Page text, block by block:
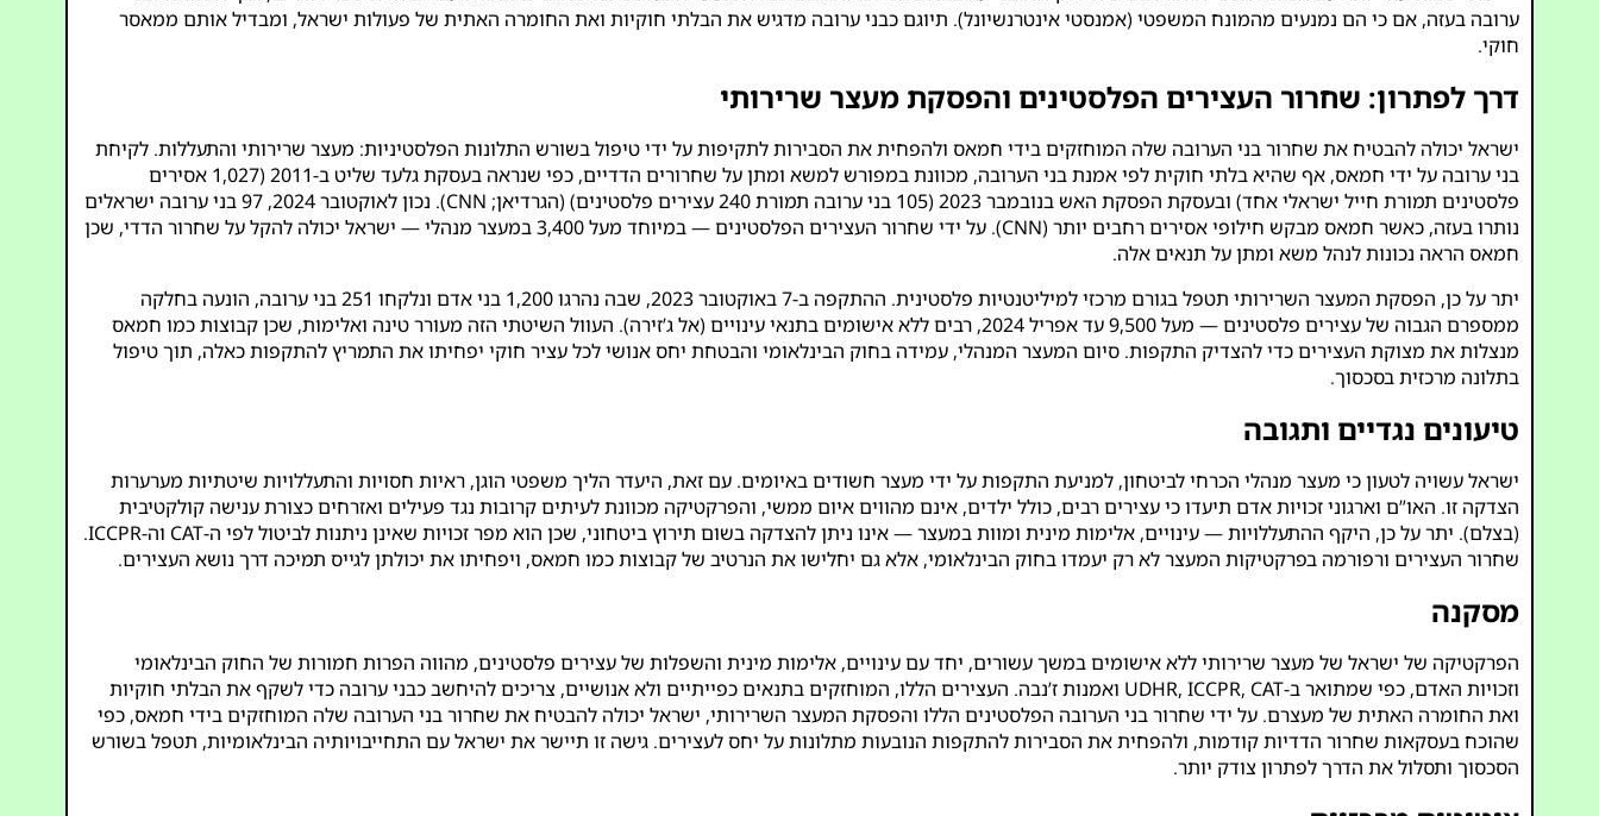
ערובה בעזה, אם כי הם נמנעים מהמונח המשפטי (אמנסטי אינטרנשיונל). תיוגם כבני ערובה מדגיש את הבלתי חוקיות ואת החומרה האתית של פעולות ישראל, ומבדיל אותם ממאסר
חוקי.
דרך לפתרון: שחרור העצירים הפלסטינים והפסקת מעצר שרירותי
ישראל יכולה להבטיח את שחרור בני הערובה שלה המוחזקים בידי חמאס ולהפחית את הסבירות לתקיפות על ידי טיפול בשורש התלונות הפלסטיניות: מעצר שרירותי והתעללות. לקיחת
בני ערובה על ידי חמאס, אף שהיא בלתי חוקית לפי אמנת בני הערובה, מכוונת במפורש למשא ומתן על שחרורים הדדיים, כפי שנראה בעסקת גלעד שליט ב-2011 (1,027 אסירים
פלסטינים תמורת חייל ישראלי אחד) ובעסקת הפסקת האש בנובמבר 2023 (105 בני ערובה תמורת 240 עצירים פלסטינים) (
הגרדיאן;
CNN
). נכון לאוקטובר 2024, 97 בני ערובה ישראלים
נותרו בעזה, כאשר חמאס מבקש חילופי אסירים רחבים יותר (CNN
). על ידי שחרור העצירים הפלסטינים — במיוחד מעל 3,400 במעצר מנהלי — ישראל יכולה להקל על שחרור הדדי, שכן
חמאס הראה נכונות לנהל משא ומתן על תנאים אלה.
יתר על כן, הפסקת המעצר השרירותי תטפל בגורם מרכזי למיליטנטיות פלסטינית. ההתקפה ב-7 באוקטובר 2023, שבה נהרגו 1,200 בני אדם ונלקחו 251 בני ערובה, הונעה בחלקה
ממספרם הגבוה של עצירים פלסטינים — מעל 9,500 עד אפריל 2024, רבים ללא אישומים בתנאי עינויים (
אל ג’זירה). העוול השיטתי הזה מעורר טינה ואלימות, שכן קבוצות כמו חמאס
מנצלות את מצוקת העצירים כדי להצדיק התקפות. סיום המעצר המנהלי, עמידה בחוק הבינלאומי והבטחת יחס אנושי לכל עציר חוקי יפחיתו את התמריץ להתקפות כאלה, תוך טיפול
בתלונה מרכזית בסכסוך.
טיעונים נגדיים ותגובה
ישראל עשויה לטעון כי מעצר מנהלי הכרחי לביטחון, למניעת התקפות על ידי מעצר חשודים באיומים. עם זאת, היעדר הליך משפטי הוגן, ראיות חסויות והתעללויות שיטתיות מערערות
הצדקה זו. האו”ם וארגוני זכויות אדם תיעדו כי עצירים רבים, כולל ילדים, אינם מהווים איום ממשי, והפרקטיקה מכוונת לעיתים קרובות נגד פעילים ואזרחים כצורת ענישה קולקטיבית
(בצלם
). יתר על כן, היקף ההתעללויות — עינויים, אלימות מינית ומוות במעצר — אינו ניתן להצדקה בשום תירוץ ביטחוני, שכן הוא מפר זכויות שאינן ניתנות לביטול לפי ה-CAT וה-ICCPR.
שחרור העצירים ורפורמה בפרקטיקות המעצר לא רק יעמדו בחוק הבינלאומי, אלא גם יחלישו את הנרטיב של קבוצות כמו חמאס, ויפחיתו את יכולתן לגייס תמיכה דרך נושא העצירים.
מסקנה
הפרקטיקה של ישראל של מעצר שרירותי ללא אישומים במשך עשורים, יחד עם עינויים, אלימות מינית והשפלות של עצירים פלסטינים, מהווה הפרות חמורות של החוק הבינלאומי
וזכויות האדם, כפי שמתואר ב-UDHR, ICCPR, CAT ואמנות ז’נבה. העצירים הללו, המוחזקים בתנאים כפייתיים ולא אנושיים, צריכים להיחשב כבני ערובה כדי לשקף את הבלתי חוקיות
ואת החומרה האתית של מעצרם. על ידי שחרור בני הערובה הפלסטינים הללו והפסקת המעצר השרירותי, ישראל יכולה להבטיח את שחרור בני הערובה שלה המוחזקים בידי חמאס, כפי
שהוכח בעסקאות שחרור הדדיות קודמות, ולהפחית את הסבירות להתקפות הנובעות מתלונות על יחס לעצירים. גישה זו תיישר את ישראל עם התחייבויותיה הבינלאומיות, תטפל בשורש
הסכסוך ותסלול את הדרך לפתרון צודק יותר.